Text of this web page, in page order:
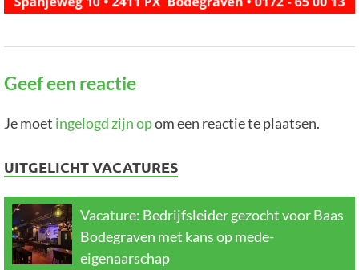
Geef een reactie
Je moet ingelogd zijn opom een reactie te plaatsen.
UITGELICHT VACATURES
Vacature: Bedrijfsleider gezocht voor Baas
Bodegraven met kans op mede-
eigenaarschap